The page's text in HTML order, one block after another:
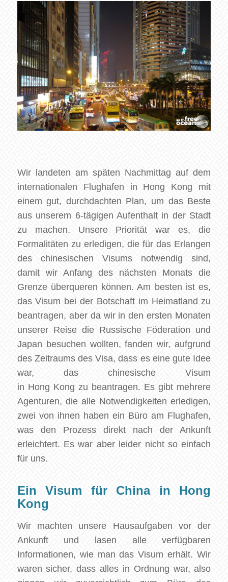
Wir landeten am späten Nachmittag auf dem
internationalen Flughafen in Hong Kong mit
einem gut, durchdachten Plan, um das Beste
aus unserem 6-tägigen Aufenthalt in der Stadt
zu machen. Unsere Priorität war es, die
Formalitäten zu erledigen, die für das Erlangen
des chinesischen Visums notwendig sind,
damit wir Anfang des nächsten Monats die
Grenze überqueren können. Am besten ist es,
das Visum bei der Botschaft im Heimatland zu
beantragen, aber da wir in den ersten Monaten
unserer Reise die Russische Föderation und
Japan besuchen wollten, fanden wir, aufgrund
des Zeitraums des Visa, dass es eine gute Idee
war, das chinesische Visum
in Hong Kong zu beantragen. Es gibt mehrere
Agenturen, die alle Notwendigkeiten erledigen,
zwei von ihnen haben ein Büro am Flughafen,
was den Prozess direkt nach der Ankunft
erleichtert. Es war aber leider nicht so einfach
für uns.
Ein Visum für China in Hong
Kong
Wir machten unsere Hausaufgaben vor der
Ankunft und lasen alle verfügbaren
Informationen, wie man das Visum erhält. Wir
waren sicher, dass alles in Ordnung war, also